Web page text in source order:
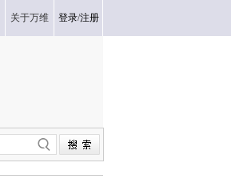
关于万维 登录/注册